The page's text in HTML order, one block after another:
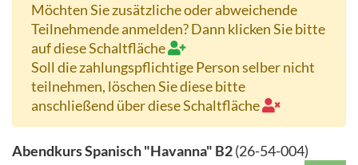
Möchten Sie zusätzliche oder abweichende
Teilnehmende anmelden? Dann klicken Sie bitte
auf diese Schaltfläche
Soll die zahlungspflichtige Person selber nicht
teilnehmen, löschen Sie diese bitte
anschließend über diese Schaltfläche
Abendkurs Spanisch "Havanna" B2(26-54-004)